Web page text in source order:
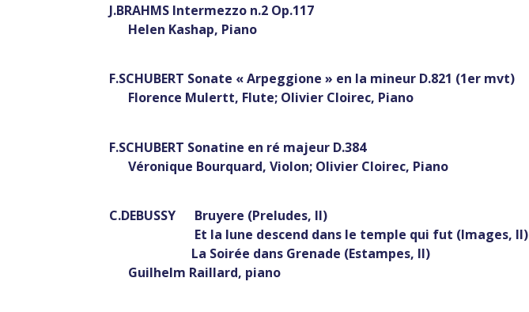
J.BRAHMS Intermezzo n.2 Op.117
Helen Kashap, Piano
F.SCHUBERT Sonate « Arpeggione » en la mineur D.821 (1er mvt)
Florence Mulertt, Flute; Olivier Cloirec, Piano
F.SCHUBERT Sonatine en ré majeur D.384
Véronique Bourquard, Violon; Olivier Cloirec, Piano
C.DEBUSSY Bruyere (Preludes, II)
Et la lune descend dans le temple qui fut (Images, II)
La Soirée dans Grenade (Estampes, II)
Guilhelm Raillard, piano